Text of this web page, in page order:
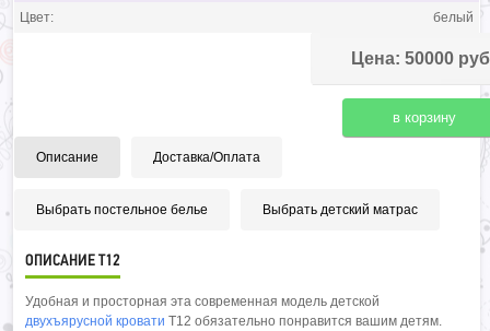
Цвет:
белый
Цена: 50000
Описание Доставка/Оплата
Выбрать постельное белье Выбрать детский матрас
ОПИСАНИЕ T12
Удобная и просторная эта современная модель детской
двухъярусной кровати Т12 обязательно понравится вашим детям.